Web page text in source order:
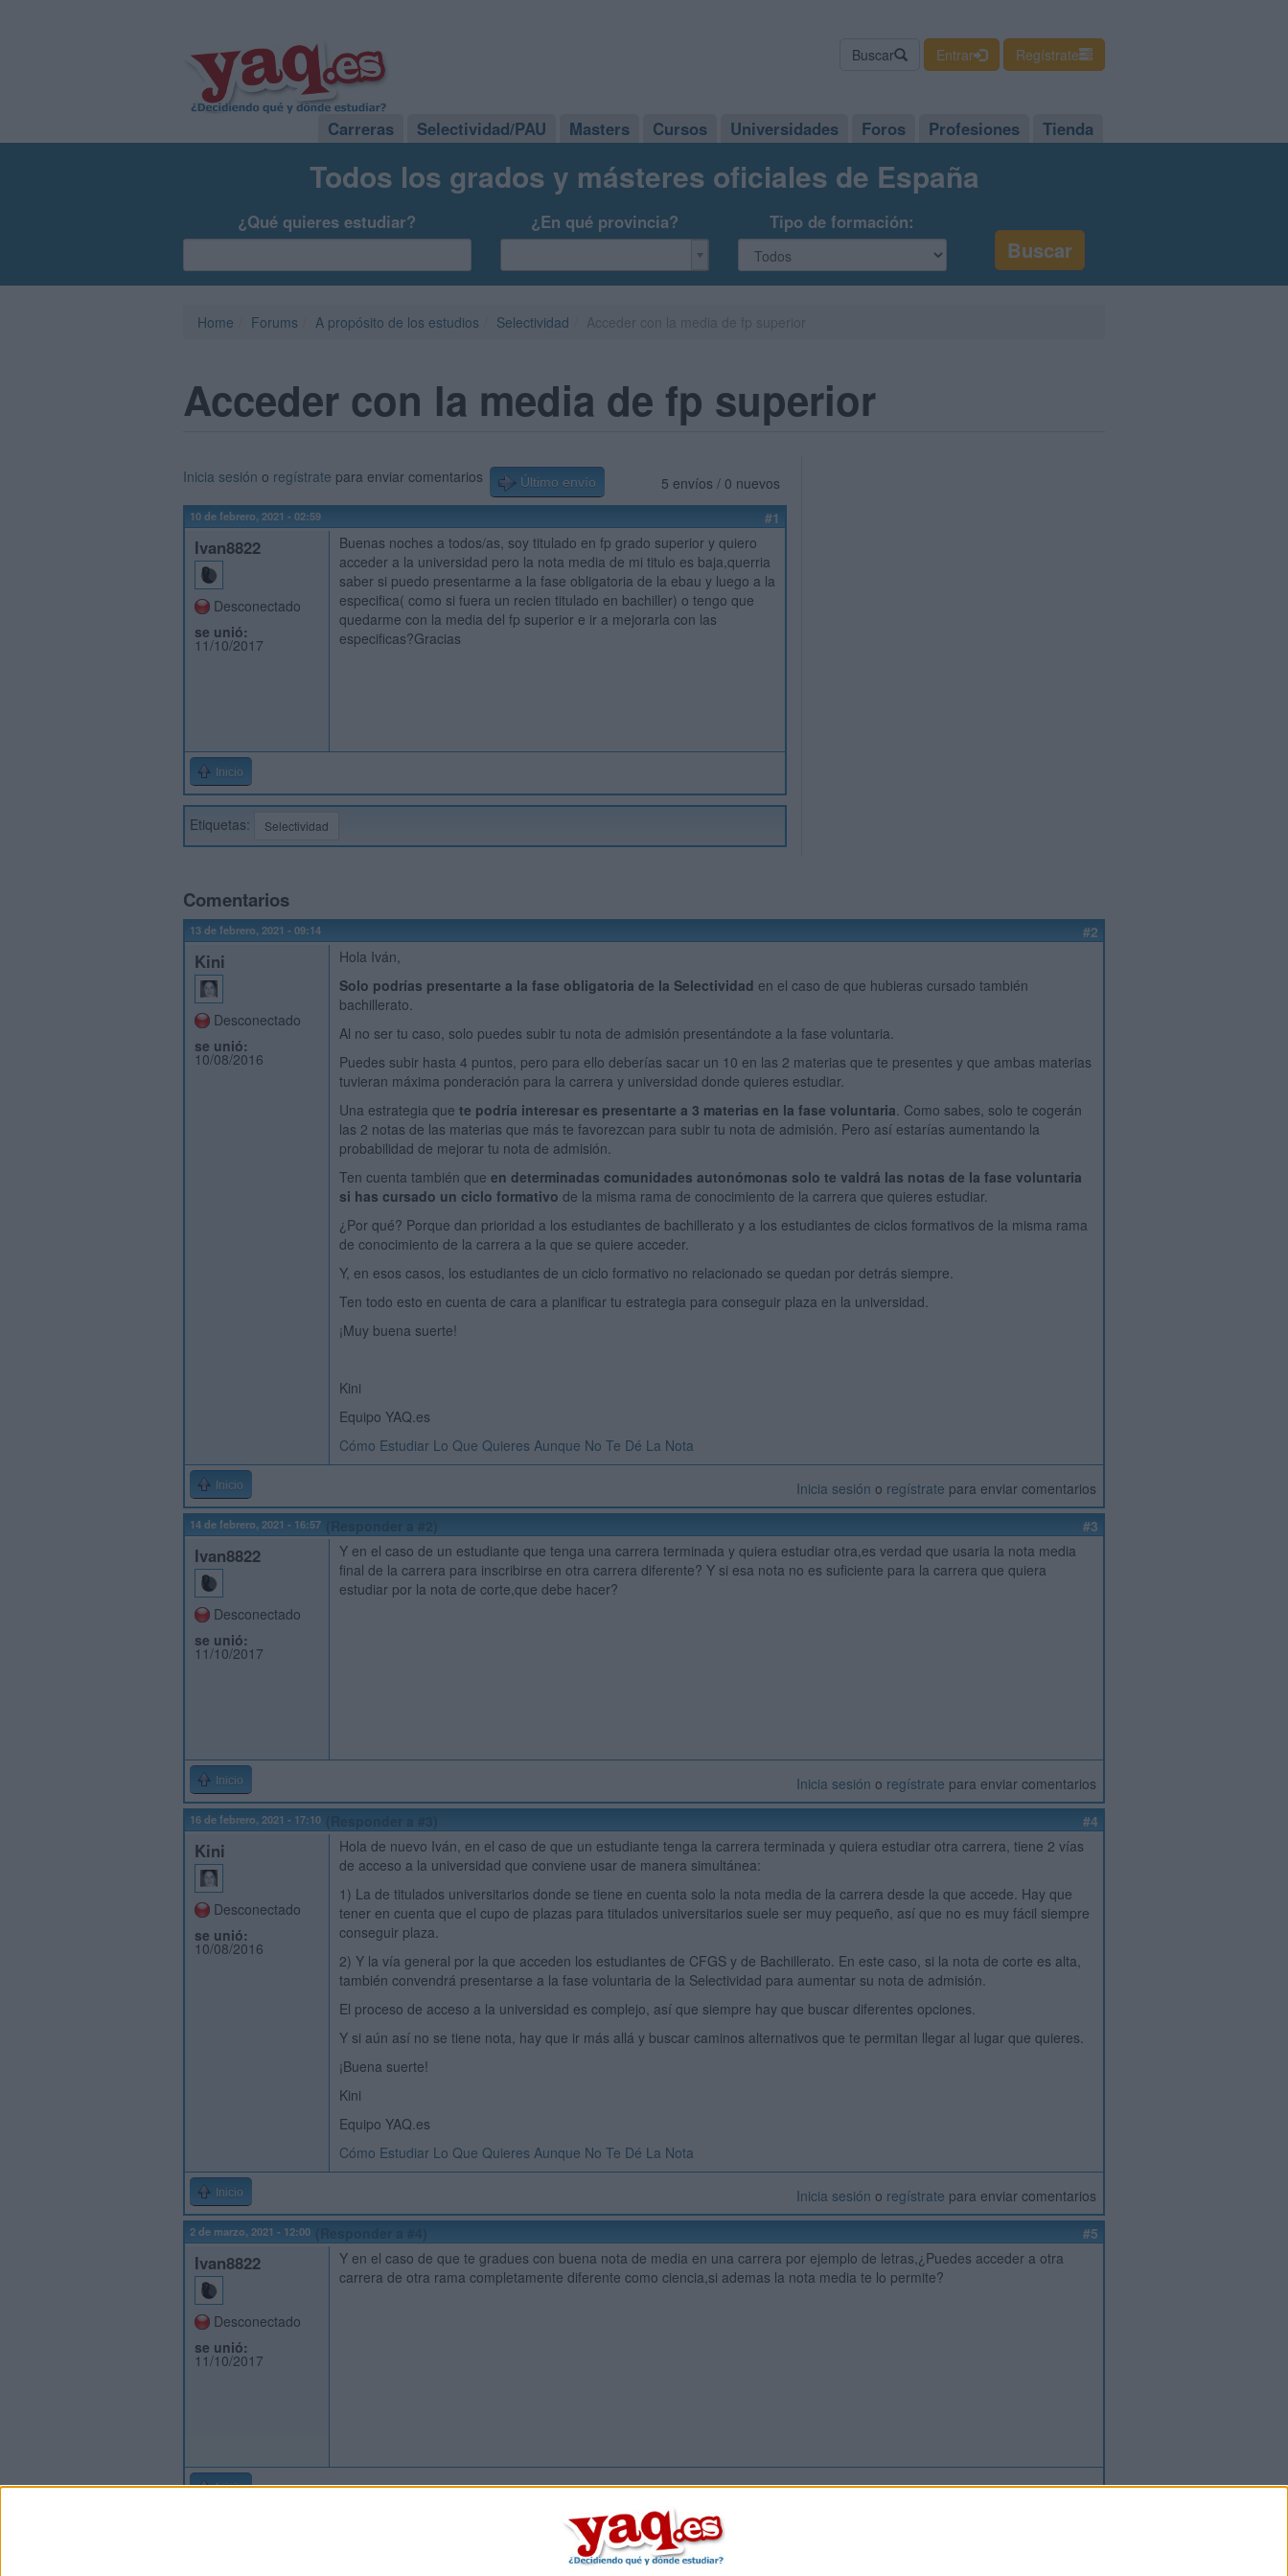
Buscar Entrar Regístrate
Carreras Selectividad/PAU Masters Cursos Universidades Foros Profesiones Tienda
Todos los grados y másteres oficiales de España
¿Qué quieres estudiar? ¿En qué provincia? Tipo de formación:
Home Forums A propósito de los estudios Selectividad
Acceder con la media de fp superior
5 envíos / 0 nuevos
Inicia sesión o regístrate para enviar comentarios Último envío
10 de febrero, 2021 - 02:59 #1
Ivan8822
Desconectado
se unió:
11/10/2017
Buenas noches a todos/as, soy titulado en fp grado superior y quiero
acceder a la universidad pero la nota media de mi titulo es baja,querria
saber si puedo presentarme a la fase obligatoria de la ebau y luego a la
especifica( como si fuera un recien titulado en bachiller) o tengo que
quedarme con la media del fp superior e ir a mejorarla con las
especificas?Gracias
Inicio
Etiquetas: Selectividad
Comentarios
13 de febrero, 2021 - 09:14 #2
Kini
Desconectado
se unió:
10/08/2016
Hola Iván,
Solo podrías presentarte a la fase obligatoria de la Selectividad en el caso de que hubieras cursado también
bachillerato.
Al no ser tu caso, solo puedes subir tu nota de admisión presentándote a la fase voluntaria.
Puedes subir hasta 4 puntos, pero para ello deberías sacar un 10 en las 2 materias que te presentes y que ambas materias
tuvieran máxima ponderación para la carrera y universidad donde quieres estudiar.
Una estrategia que te podría interesar es presentarte a 3 materias en la fase voluntaria. Como sabes, solo te cogerán
las 2 notas de las materias que más te favorezcan para subir tu nota de admisión. Pero así estarías aumentando la
probabilidad de mejorar tu nota de admisión.
Ten cuenta también que en determinadas comunidades autonómonas solo te valdrá las notas de la fase voluntaria
si has cursado un ciclo formativo de la misma rama de conocimiento de la carrera que quieres estudiar.
¿Por qué? Porque dan prioridad a los estudiantes de bachillerato y a los estudiantes de ciclos formativos de la misma rama
de conocimiento de la carrera a la que se quiere acceder.
Y, en esos casos, los estudiantes de un ciclo formativo no relacionado se quedan por detrás siempre.
Ten todo esto en cuenta de cara a planificar tu estrategia para conseguir plaza en la universidad.
¡Muy buena suerte!
Kini
Equipo YAQ.es
Cómo Estudiar Lo Que Quieres Aunque No Te Dé La Nota
Inicio Inicia sesión o regístrate para enviar comentarios
14 de febrero, 2021 - 16:57 #3
Ivan8822
Desconectado
se unió:
11/10/2017
Y en el caso de un estudiante que tenga una carrera terminada y quiera estudiar otra,es verdad que usaria la nota media
final de la carrera para inscribirse en otra carrera diferente? Y si esa nota no es suficiente para la carrera que quiera
estudiar por la nota de corte,que debe hacer?
Inicio Inicia sesión o regístrate para enviar comentarios
16 de febrero, 2021 - 17:10 #4
Kini
Desconectado
se unió:
10/08/2016
Hola de nuevo Iván, en el caso de que un estudiante tenga la carrera terminada y quiera estudiar otra carrera, tiene 2 vías
de acceso a la universidad que conviene usar de manera simultánea:
1) La de titulados universitarios donde se tiene en cuenta solo la nota media de la carrera desde la que accede. Hay que
tener en cuenta que el cupo de plazas para titulados universitarios suele ser muy pequeño, así que no es muy fácil siempre
conseguir plaza.
2) Y la vía general por la que acceden los estudiantes de CFGS y de Bachillerato. En este caso, si la nota de corte es alta,
también convendrá presentarse a la fase voluntaria de la Selectividad para aumentar su nota de admisión.
El proceso de acceso a la universidad es complejo, así que siempre hay que buscar diferentes opciones.
Y si aún así no se tiene nota, hay que ir más allá y buscar caminos alternativos que te permitan llegar al lugar que quieres.
¡Buena suerte!
Kini
Equipo YAQ.es
Cómo Estudiar Lo Que Quieres Aunque No Te Dé La Nota
Inicio Inicia sesión o regístrate para enviar comentarios
2 de marzo, 2021 - 12:00 #5
Ivan8822
Desconectado
se unió:
11/10/2017
Y en el caso de que te gradues con buena nota de media en una carrera por ejemplo de letras,¿Puedes acceder a otra
carrera de otra rama completamente diferente como ciencia,si ademas la nota media te lo permite?
Inicio Inicia sesiónoregístratepara enviar comentarios